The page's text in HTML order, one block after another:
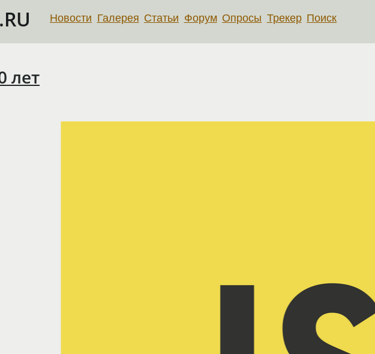
Новости Галерея Статьи Форум Опросы Трекер Поиск
лет